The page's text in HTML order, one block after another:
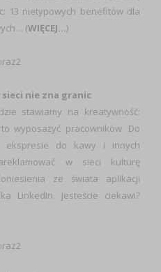
13 nietypowych benefitów dla
(WIĘCEJ…)
sieci nie zna granic
stawiamy na kreatywność:
wyposażyć pracowników. Do
ekspresie do kawy i innych
w sieci kulturę
ze świata aplikacji
LinkedIn. Jesteście ciekawi?